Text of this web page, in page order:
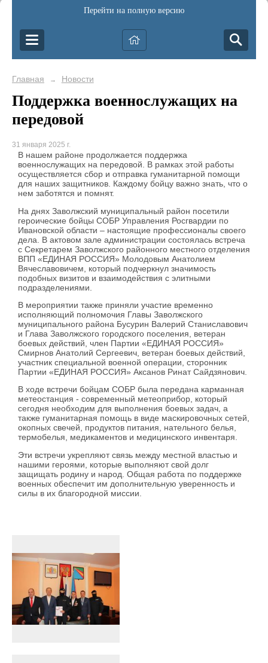
Перейти на полную версию
Главная → Новости
Поддержка военнослужащих на
передовой
31 января 2025 г.
В нашем районе продолжается поддержка
военнослужащих на передовой. В рамках этой работы
осуществляется сбор и отправка гуманитарной помощи
для наших защитников. Каждому бойцу важно знать, что о
нем заботятся и помнят.
На днях Заволжский муниципальный район посетили
героические бойцы СОБР Управления Росгвардии по
Ивановской области – настоящие профессионалы своего
дела. В актовом зале администрации состоялась встреча
с Секретарем Заволжского районного местного отделения
ВПП «ЕДИНАЯ РОССИЯ» Молодовым Анатолием
Вячеславовичем, который подчеркнул значимость
подобных визитов и взаимодействия с элитными
подразделениями.
В мероприятии также приняли участие временно
исполняющий полномочия Главы Заволжского
муниципального района Бусурин Валерий Станиславович
и Глава Заволжского городского поселения, ветеран
боевых действий, член Партии «ЕДИНАЯ РОССИЯ»
Смирнов Анатолий Сергеевич, ветеран боевых действий,
участник специальной военной операции, сторонник
Партии «ЕДИНАЯ РОССИЯ» Аксанов Ринат Сайдзянович.
В ходе встречи бойцам СОБР была передана карманная
метеостанция - современный метеоприбор, который
сегодня необходим для выполнения боевых задач, а
также гуманитарная помощь в виде маскировочных сетей,
окопных свечей, продуктов питания, нательного белья,
термобелья, медикаментов и медицинского инвентаря.
Эти встречи укрепляют связь между местной властью и
нашими героями, которые выполняют свой долг
защищать родину и народ. Общая работа по поддержке
военных обеспечит им дополнительную уверенность и
силы в их благородной миссии.